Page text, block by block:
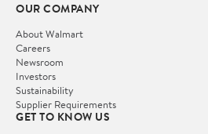
OUR COMPANY
About Walmart
Careers
Newsroom
Investors
Sustainability
Supplier Requirements
GET TO KNOW US